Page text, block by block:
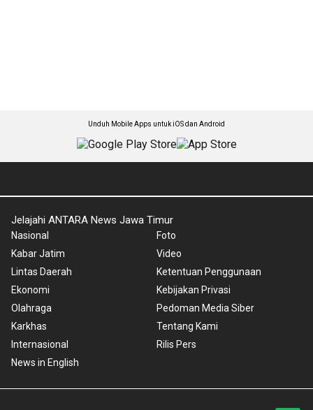
Unduh Mobile Apps untuk iOS dan Android
Jelajahi ANTARA News Jawa Timur
Nasional
Kabar Jatim
Lintas Daerah
Ekonomi
Olahraga
Karkhas
Internasional
News in English
Foto
Video
Ketentuan Penggunaan
Kebijakan Privasi
Pedoman Media Siber
Tentang Kami
Rilis Pers